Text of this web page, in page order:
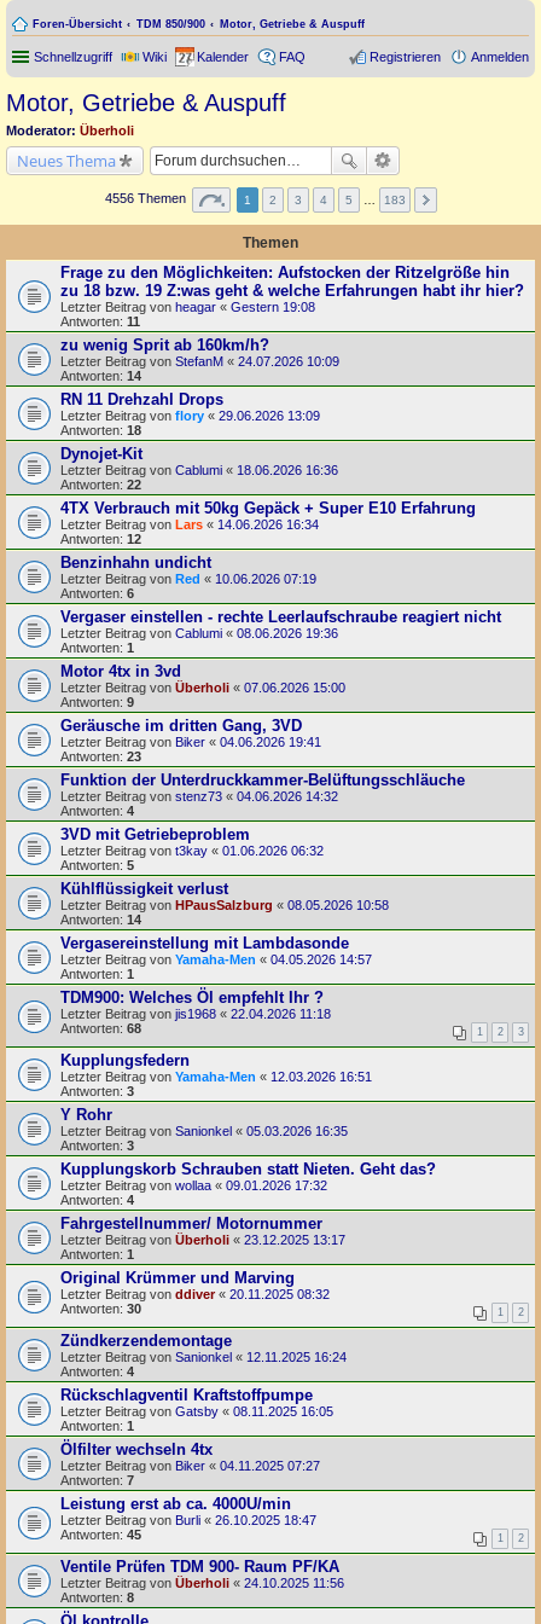
Foren-Übersicht TDM 850/900 Motor, Getriebe & Auspuff
Schnellzugriff Wiki Kalender FAQ Anmelden
Registrieren
Motor, Getriebe & Auspuff
Moderator: Überholi
Neues Thema
4556 Themen 1 2 3 4 5 183
Themen
Frage zu den Möglichkeiten: Aufstocken der Ritzelgröße hin
zu 18 bzw. 19 Z:was geht & welche Erfahrungen habt ihr hier?
Letzter Beitrag von heagar « Gestern 19:08
Antworten: 11
zu wenig Sprit ab 160km/h?
Letzter Beitrag von StefanM « 24.07.2026 10:09
Antworten: 14
RN 11 Drehzahl Drops
Letzter Beitrag von flory « 29.06.2026 13:09
Antworten: 18
Dynojet-Kit
Letzter Beitrag von Cablumi « 18.06.2026 16:36
Antworten: 22
4TX Verbrauch mit 50kg Gepäck + Super E10 Erfahrung
Letzter Beitrag von Lars « 14.06.2026 16:34
Antworten: 12
Benzinhahn undicht
Letzter Beitrag von Red « 10.06.2026 07:19
Antworten: 6
Vergaser einstellen - rechte Leerlaufschraube reagiert nicht
Letzter Beitrag von Cablumi « 08.06.2026 19:36
Antworten: 1
Motor 4tx in 3vd
Letzter Beitrag von Überholi « 07.06.2026 15:00
Antworten: 9
Geräusche im dritten Gang, 3VD
Letzter Beitrag von Biker « 04.06.2026 19:41
Antworten: 23
Funktion der Unterdruckkammer-Belüftungsschläuche
Letzter Beitrag von stenz73 « 04.06.2026 14:32
Antworten: 4
3VD mit Getriebeproblem
Letzter Beitrag von t3kay « 01.06.2026 06:32
Antworten: 5
Kühlflüssigkeit verlust
Letzter Beitrag von HPausSalzburg « 08.05.2026 10:58
Antworten: 14
Vergasereinstellung mit Lambdasonde
Letzter Beitrag von Yamaha-Men « 04.05.2026 14:57
Antworten: 1
TDM900: Welches Öl empfehlt Ihr ?
Letzter Beitrag von jis1968 « 22.04.2026 11:18
Antworten: 68 1 2 3
Kupplungsfedern
Letzter Beitrag von Yamaha-Men « 12.03.2026 16:51
Antworten: 3
Y Rohr
Letzter Beitrag von Sanionkel « 05.03.2026 16:35
Antworten: 3
Kupplungskorb Schrauben statt Nieten. Geht das?
Letzter Beitrag von wollaa « 09.01.2026 17:32
Antworten: 4
Fahrgestellnummer/ Motornummer
Letzter Beitrag von Überholi « 23.12.2025 13:17
Antworten: 1
Original Krümmer und Marving
Letzter Beitrag von ddiver« 20.11.2025 08:32
Antworten: 30 1 2
Zündkerzendemontage
Letzter Beitrag von Sanionkel « 12.11.2025 16:24
Antworten: 4
Rückschlagventil Kraftstoffpumpe
Letzter Beitrag von Gatsby « 08.11.2025 16:05
Antworten: 1
Ölfilter wechseln 4tx
Letzter Beitrag von Biker « 04.11.2025 07:27
Antworten: 7
Leistung erst ab ca. 4000U/min
Letzter Beitrag von Burli « 26.10.2025 18:47
Antworten: 45 1 2
Ventile Prüfen TDM 900- Raum PF/KA
Letzter Beitrag von Überholi « 24.10.2025 11:56
Antworten: 8
Öl kontrolle